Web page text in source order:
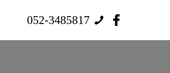
052-3485817